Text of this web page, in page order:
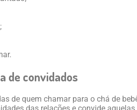
de convidados
de quem chamar para o chá de